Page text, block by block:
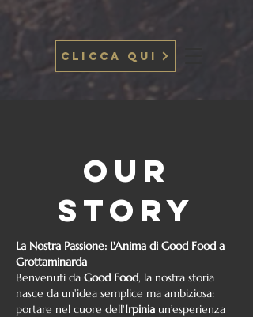
CLICCA QUI
OUR
STORY
La Nostra Passione: L'Anima di Good Food a
Grottaminarda
Benvenuti da Good Food, la nostra storia
nasce da un'idea semplice ma ambiziosa:
portare nel cuore dell'Irpinia un’esperienza